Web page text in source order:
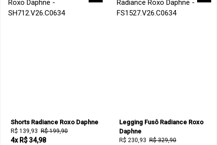
Shorts Radiance Roxo Daphne
R$ 139,93 R$ 199,90
4x R$ 34,98
Legging Fusô Radiance Roxo
Daphne
R$ 230,93 R$ 329,90